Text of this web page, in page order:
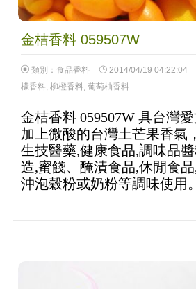
金桔香料 059507W
類別： 食品香料 2014/04/19 04:22:04
檬香料, 柳橙香料, 葡萄柚香料
金桔香料 059507W 具台灣
加上微酸的台灣土芒果香氣
生技醫藥,健康食品,調味品
造,蜜餞、醃漬食品,休閒食
沖泡穀粉或奶粉等調味使用。